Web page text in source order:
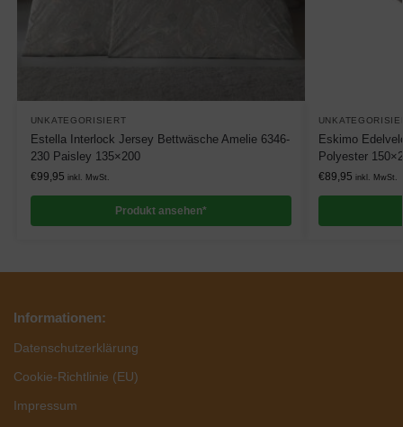
UNKATEGORISIERT
Estella Interlock Jersey Bettwäsche Amelie 6346-
230 Paisley 135×200
€99,95 inkl. MwSt.
Produkt ansehen*
Eskimo
Polyester
€89,95 inkl. MwSt.
Informationen:
Datenschutzerklärung
Cookie-Richtlinie (EU)
Impressum